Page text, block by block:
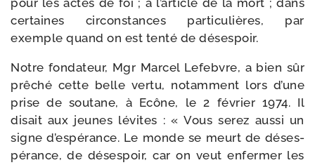
pour les actes de foi ; à l’article de la mort ; dans
cer­taines cir­cons­tances par­ti­cu­lières, par
exemple quand on est ten­té de désespoir.
Notre fon­da­teur, Mgr Marcel Lefebvre, a bien sûr
prê­ché cette belle ver­tu, notam­ment lors d’une
prise de sou­tane, à Ecône, le 2 février 1974. Il
disait aux jeunes lévites : « Vous serez aus­si un
signe d’espérance. Le monde se meurt de déses­
pé­rance, de déses­poir, car on veut enfer­mer les